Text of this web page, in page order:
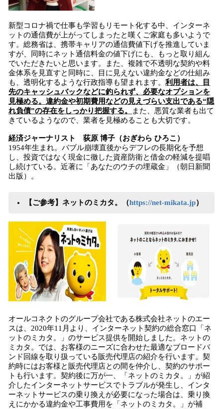
新型コロナ禍で仕事も学習もリモート化する中、インターネ
ットの通信費が上がってしまったと嘆くご家庭も多いようで
す。総務省は、携帯キャリアの通信費値下げを推進していま
すが、同時にネット通信料金の値下げにも、もっと取り組ん
でいただきたいと思います。また、複雑で不透明な契約や料
金体系を見直すと同時に、目に見えない違約金などの仕組み
も、透明化するような行政指導も望まれます。 利用者は、目
先のキャッシュバックなどに釣られず、必要なオプションを
見極める。違約金や初期費用などの見えづらい支出である“隠
れ負債”の存在をしっかり把握する。
また、悪質な業者も出て
きているようなので、業者を見極めることも大切です。
経済ジャーナリスト 荻原 博子（おぎわら ひろこ）
1954年生まれ。バブル崩壊直後からデフレの長期化を予想
し、投資ではなく現金に徹した資産防衛と借金の軽減を提唱
し続けている。近著に「あなたのウチの埋蔵金」（朝日新聞
出版）。
【ご参考】ネットのミカタ。（https://net-mikata.jp）
オールコネクトのグループ会社である株式会社ネットのエー
スは、2020年11月より、インターネット契約の総合窓口「ネ
ットのミカタ。」のサービス提供を開始しました。ネットの
ミカタ。では、お客様のニーズに合わせた最適なブロードバ
ンド回線を取り扱っている販売代理店の紹介を行います。契
約時にはお客様と販売代理店との間を仲介し、契約のサポー
トも行います。契約後に万が一、「ネットのミカタ。」が紹
介したインターネットサービスでトラブルが発生し、インタ
ーネットサービスの乗り換えが必要になった場合は、乗り換
えにかかる違約金や工事費用を「ネットのミカタ。」が補